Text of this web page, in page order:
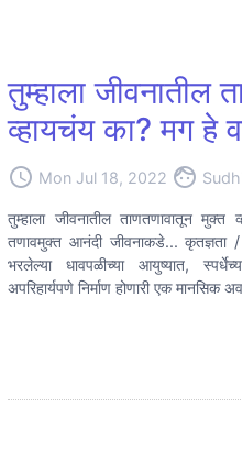
तुम्हाला जीवनातील
व्हायचंय का? मग हे
access_time Mon Jul 18, 2022 face
तुम्हाला जीवनातील ताणतणावातून
तणावमुक्त आनंदी जीवनाकडे...
भरलेल्या धावपळीच्या आयुष्यात,
अपरिहार्यपणे निर्माण होणारी एक